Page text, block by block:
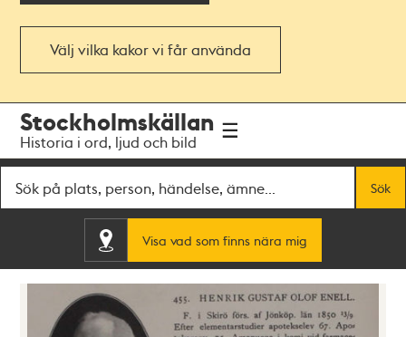
Välj vilka kakor vi får använda
navigationen
huvudinnehållet
Stockholmskällan
Historia i ord, ljud och bild
Sök
Visa vad som finns nära mig